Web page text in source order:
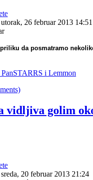
26 februar 2013 14:51
da posmatramo
i Lemmon
vidljiva golim
20 februar 2013 21:24